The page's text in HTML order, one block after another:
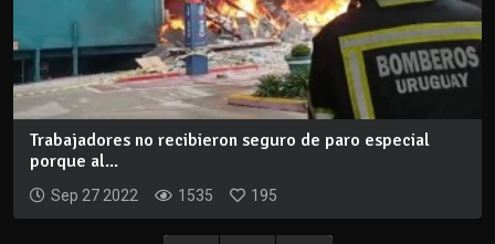
Trabajadores no recibieron seguro de paro especial
porque al...
Sep 27 2022 1535 195